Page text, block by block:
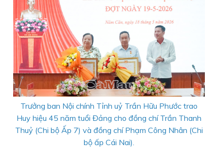
Trưởng ban Nội chính Tỉnh uỷ Trần Hữu Phước trao
Huy hiệu 45 năm tuổi Đảng cho đồng chí Trần Thanh
Thuỷ (Chi bộ Ấp 7) và đồng chí Phạm Công Nhân (Chi
bộ ấp Cái Nai).